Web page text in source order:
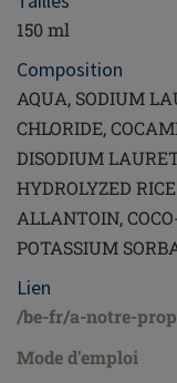
150 ml
Composition
AQUA, SODIUM
CHLORIDE,
DISODIUM
HYDROLYZED
ALLANTOIN,
POTASSIUM
Lien
/be-fr/a-notre-
Mode d'emploi